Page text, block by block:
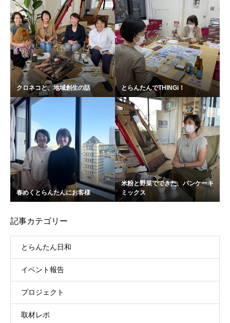
クロネコと、地域創生の話 とらんたんでTHINGi！
春めくとらんたんにお客様
米粉と野菜でできた、パンケーキ
ミックス
記事カテゴリー
とらんたん日和
イベント報告
プロジェクト
取材レポ